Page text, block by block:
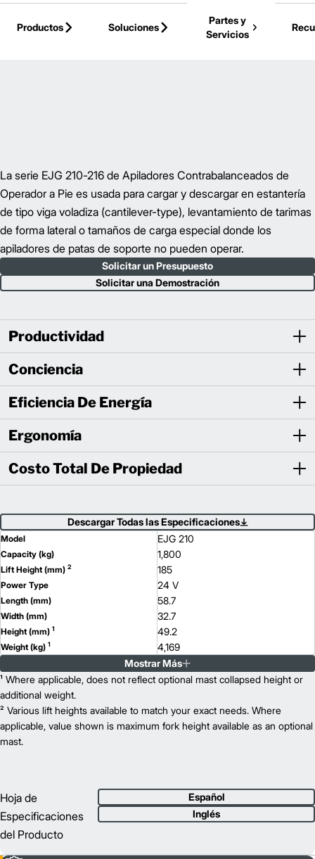
Productos
Soluciones
Partes y
Servicios
La serie EJG 210-216 de Apiladores Contrabalanceados de
Operador a Pie es usada para cargar y descargar en estantería
de tipo viga voladiza (cantilever-type), levantamiento de tarimas
de forma lateral o tamaños de carga especial donde los
apiladores de patas de soporte no pueden operar.
Solicitar un Presupuesto
Solicitar una Demostración
Productividad
Conciencia
Eficiencia De Energía
Ergonomía
Costo Total De Propiedad
Descargar Todas las Especificaciones
Model EJG 210
Capacity (kg) 1,800
Lift Height (mm) 2 185
Power Type 24 V
Length (mm) 58.7
Width (mm) 32.7
Height (mm) 1 49.2
Weight (kg) 1 4,169
EJG 212
Capacity (kg) 2,200
Lift Height (mm)
Power Type 24 V
Length (mm) 59.9
Width (mm)
EJG 214
Capacity (kg) 2,600
Lift Height (mm)2 210
Power Type
Mostrar Más
¹ Where applicable, does not reflect optional mast collapsed height or
additional weight.
² Various lift heights available to match your exact needs. Where
applicable, value shown is maximum fork height available as an optional
mast.
Hoja de
Especificaciones
del Producto
Español
Inglés